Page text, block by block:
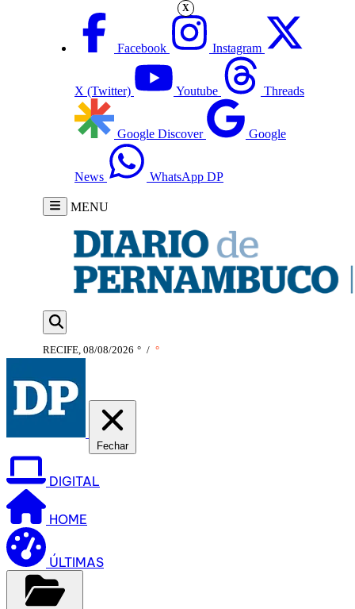
Facebook Instagram
X (Twitter) Youtube Threads
Google Discover Google
News WhatsApp DP
MENU
RECIFE, 08/08/2026 ° / °
Fechar
DIGITAL
HOME
ÚLTIMAS
X